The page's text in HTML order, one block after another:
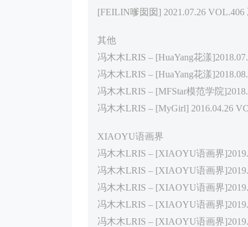
[FEILIN嗲囡囡] 2021.07.26
其他
冯木木LRIS – [HuaYang花漾
冯木木LRIS – [HuaYang花漾
冯木木LRIS – [MFStar模范学院
冯木木LRIS – [MyGirl] 2016.04.26
XIAOYU语画界
冯木木LRIS – [XIAOYU语画界
冯木木LRIS – [XIAOYU语画界
冯木木LRIS – [XIAOYU语画界
冯木木LRIS – [XIAOYU语画界
冯木木LRIS – [XIAOYU语画界